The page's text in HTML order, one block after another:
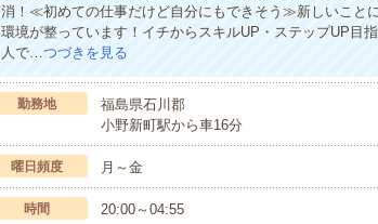
消！≪初めての仕事だけど自分にもできそう≫新しいこと
環境が整っています！イチからスキルUP・ステップUP
人で…つづきを見る
勤務地
福島県石川郡
小野新町駅から車16分
曜日頻度 月～金
時間 20:00～04:55